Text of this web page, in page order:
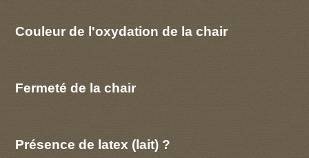
Couleur de l'oxydation de la chair
Fermeté de la chair
Présence de latex (lait) ?